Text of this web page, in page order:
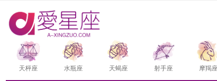
天枰座 水瓶座 天蝎座 射手座 摩羯